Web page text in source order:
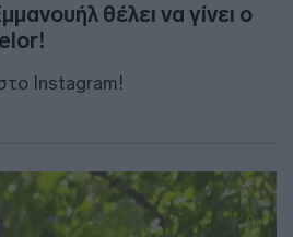
θέλει να γίνει ο
Instagram!